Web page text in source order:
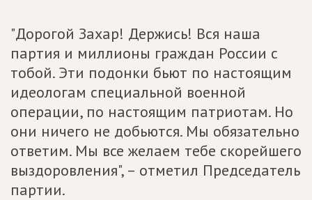
"Дорогой Захар! Держись! Вся наша
партия и миллионы граждан России с
тобой. Эти подонки бьют по настоящим
идеологам специальной военной
операции, по настоящим патриотам. Но
они ничего не добьются. Мы обязательно
ответим. Мы все желаем тебе скорейшего
выздоровления", – отметил Председатель
партии.